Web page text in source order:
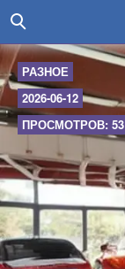
РАЗНОЕ
2026-06-12
ПРОСМОТРОВ: 53